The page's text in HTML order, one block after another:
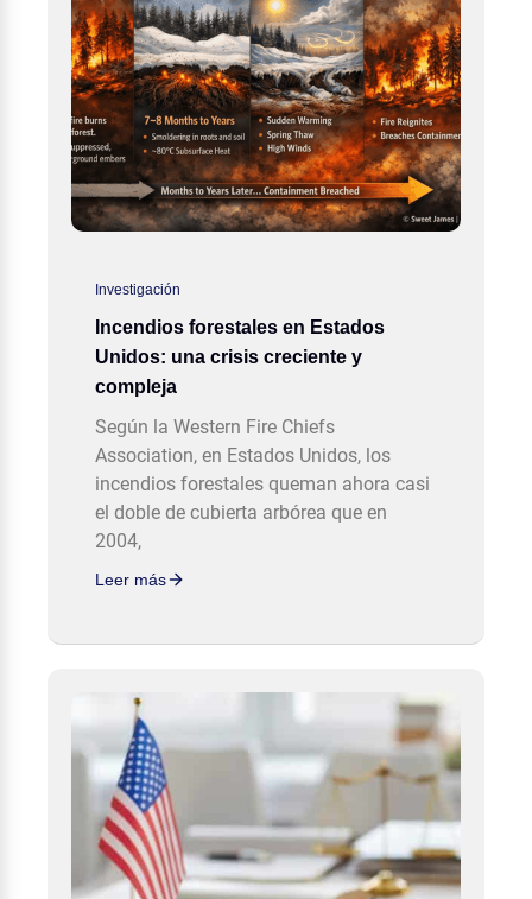
Investigación
Incendios forestales en Estados
Unidos: una crisis creciente y
compleja
Según la Western Fire Chiefs
Association, en Estados Unidos, los
incendios forestales queman ahora casi
el doble de cubierta arbórea que en
2004,
Leer más